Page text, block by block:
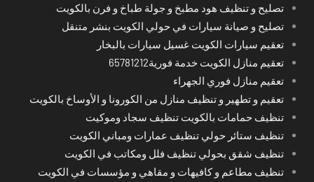
تصليح و تنظيف هود مطبخ و جولة طباخ و فرن بالكويت
تصليح و صيانة سيارات في حولي الكويت بنشر متنقل
تعقيم سيارات الكويت غسيل سيارات بالبخار
تعقيم منازل الكويت خدمة فورية65781212
تعقيم منازل فوري الجهراء
تعقيم و تطهير و تنظيف منازل من الكورونا و الأوساخ بالكويت
تنظيف حمامات بالكويت تنظيف سجاد وموكيت
تنظيف ستائر حولي تنظيف عمارات ومباني الكويت
تنظيف شقق بحولي تنظيف فلل ومكاتب في الكويت
تنظيف مطاعم و كافيهات و مقاهي و مؤسسات في الكويت